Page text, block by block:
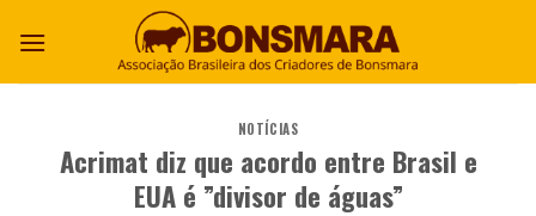
NOTÍCIAS
Acrimat diz que acordo entre Brasil e
EUA é ”divisor de águas”